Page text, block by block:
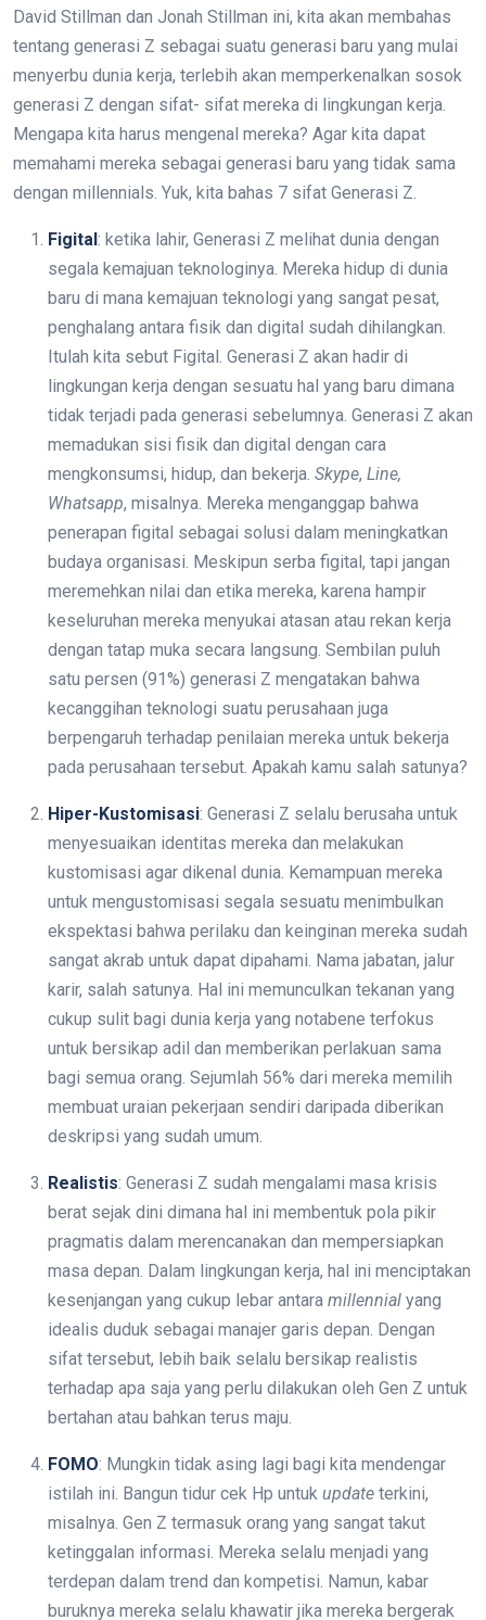
David Stillman dan Jonah Stillman ini, kita akan membahas
tentang generasi Z sebagai suatu generasi baru yang mulai
menyerbu dunia kerja, terlebih akan memperkenalkan sosok
generasi Z dengan sifat- sifat mereka di lingkungan kerja.
Mengapa kita harus mengenal mereka? Agar kita dapat
memahami mereka sebagai generasi baru yang tidak sama
dengan millennials. Yuk, kita bahas 7 sifat Generasi Z.
Figital : ketika lahir, Generasi Z melihat dunia dengan
segala kemajuan teknologinya. Mereka hidup di dunia
baru di mana kemajuan teknologi yang sangat pesat,
penghalang antara fisik dan digital sudah dihilangkan.
Itulah kita sebut Figital. Generasi Z akan hadir di
lingkungan kerja dengan sesuatu hal yang baru dimana
tidak terjadi pada generasi sebelumnya. Generasi Z akan
memadukan sisi fisik dan digital dengan cara
mengkonsumsi, hidup, dan bekerja. Skype, Line,
Whatsapp, misalnya. Mereka menganggap bahwa
penerapan figital sebagai solusi dalam meningkatkan
budaya organisasi. Meskipun serba figital, tapi jangan
meremehkan nilai dan etika mereka, karena hampir
keseluruhan mereka menyukai atasan atau rekan kerja
dengan tatap muka secara langsung. Sembilan puluh
satu persen (91%) generasi Z mengatakan bahwa
kecanggihan teknologi suatu perusahaan juga
berpengaruh terhadap penilaian mereka untuk bekerja
pada perusahaan tersebut. Apakah kamu salah satunya?
Hiper-Kustomisasi: Generasi Z selalu berusaha untuk
menyesuaikan identitas mereka dan melakukan
kustomisasi agar dikenal dunia. Kemampuan mereka
untuk mengustomisasi segala sesuatu menimbulkan
ekspektasi bahwa perilaku dan keinginan mereka sudah
sangat akrab untuk dapat dipahami. Nama jabatan, jalur
karir, salah satunya. Hal ini memunculkan tekanan yang
cukup sulit bagi dunia kerja yang notabene terfokus
untuk bersikap adil dan memberikan perlakuan sama
bagi semua orang. Sejumlah 56% dari mereka memilih
membuat uraian pekerjaan sendiri daripada diberikan
deskripsi yang sudah umum.
Realistis: Generasi Z sudah mengalami masa krisis
berat sejak dini dimana hal ini membentuk pola pikir
pragmatis dalam merencanakan dan mempersiapkan
masa depan. Dalam lingkungan kerja, hal ini menciptakan
kesenjangan yang cukup lebar antara millennial yang
idealis duduk sebagai manajer garis depan. Dengan
sifat tersebut, lebih baik selalu bersikap realistis
terhadap apa saja yang perlu dilakukan oleh Gen Z untuk
bertahan atau bahkan terus maju.
FOMO: Mungkin tidak asing lagi bagi kita mendengar
istilah ini. Bangun tidur cek Hp untuk update terkini,
misalnya. Gen Z termasuk orang yang sangat takut
ketinggalan informasi. Mereka selalu menjadi yang
terdepan dalam trend dan kompetisi. Namun, kabar
buruknya mereka selalu khawatir jika mereka bergerak